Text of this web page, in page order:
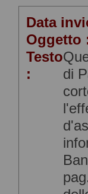
Data
Oggetto
Testo
:
di